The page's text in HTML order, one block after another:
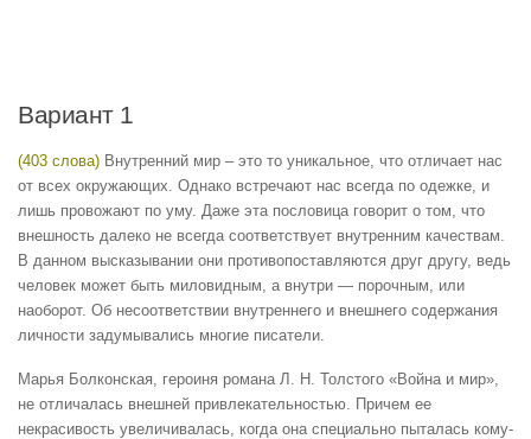
Вариант 1
(403 слова) Внутренний мир – это то уникальное, что отличает нас
от всех окружающих. Однако встречают нас всегда по одежке, и
лишь провожают по уму. Даже эта пословица говорит о том, что
внешность далеко не всегда соответствует внутренним качествам.
В данном высказывании они противопоставляются друг другу, ведь
человек может быть миловидным, а внутри — порочным, или
наоборот. Об несоответствии внутреннего и внешнего содержания
личности задумывались многие писатели.
Марья Болконская, героиня романа Л. Н. Толстого «Война и мир»,
не отличалась внешней привлекательностью. Причем ее
некрасивость увеличивалась, когда она специально пыталась кому-